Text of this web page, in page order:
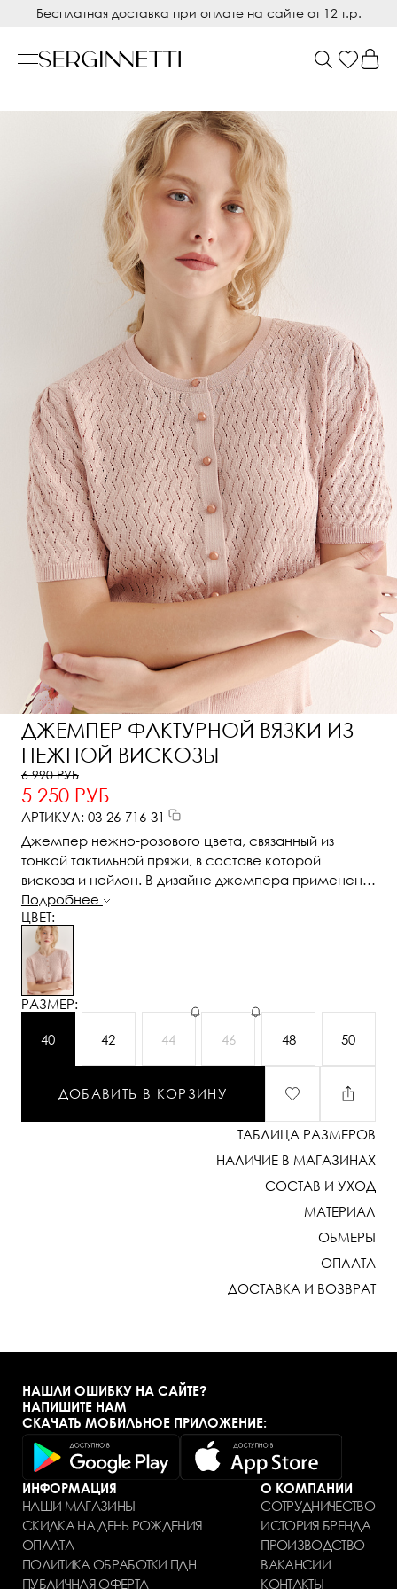
Бесплатная доставка при оплате на сайте от 12 т.р.
ДЖЕМПЕР ФАКТУРНОЙ ВЯЗКИ ИЗ
НЕЖНОЙ ВИСКОЗЫ
6 990 РУБ
5 250 РУБ
АРТИКУЛ: 03-26-716-31
Джемпер нежно-розового цвета, связанный из
тонкой тактильной пряжи, в составе которой
вискоза и нейлон. В дизайне джемпера применен
принцип контраста фактур, в данном случае –
полупрозрачного ажура и ластика. Круглая
горловина и планка с застежкой на 9 пуговиц-
жемчужин, рукав длиной одна вторая
Подробнее
ЦВЕТ:
РАЗМЕР:
40 42 44 46 48 50
ДОБАВИТЬ В КОРЗИНУ
ТАБЛИЦА РАЗМЕРОВ
НАЛИЧИЕ В МАГАЗИНАХ
СОСТАВ И УХОД
МАТЕРИАЛ
ОБМЕРЫ
ОПЛАТА
ДОСТАВКА И ВОЗВРАТ
НАШЛИ ОШИБКУ НА САЙТЕ?
НАПИШИТЕ НАМ
СКАЧАТЬ МОБИЛЬНОЕ ПРИЛОЖЕНИЕ:
ИНФОРМАЦИЯ
НАШИ МАГАЗИНЫ
СКИДКА НА ДЕНЬ РОЖДЕНИЯ
ОПЛАТА
ПОЛИТИКА ОБРАБОТКИ ПДН
ПУБЛИЧНАЯ ОФЕРТА
О КОМПАНИИ
СОТРУДНИЧЕСТВО
ИСТОРИЯ БРЕНДА
ПРОИЗВОДСТВО
ВАКАНСИИ
КОНТАКТЫ